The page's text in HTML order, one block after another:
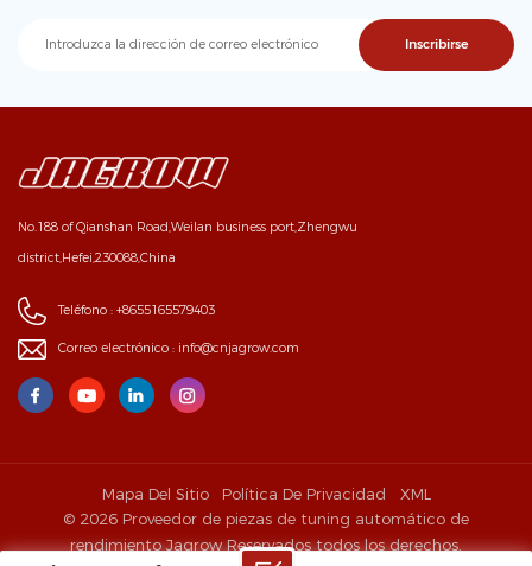
No.188 of Qianshan Road,Weilan business port,Zhengwu
district,Hefei,230088,China
Teléfono : +8655165579403
Correo electrónico : info@cnjagrow.com
Mapa Del Sitio Política De Privacidad
XML
© 2026 Proveedor de piezas de tuning automático de
rendimiento Jagrow Reservados todos los derechos.